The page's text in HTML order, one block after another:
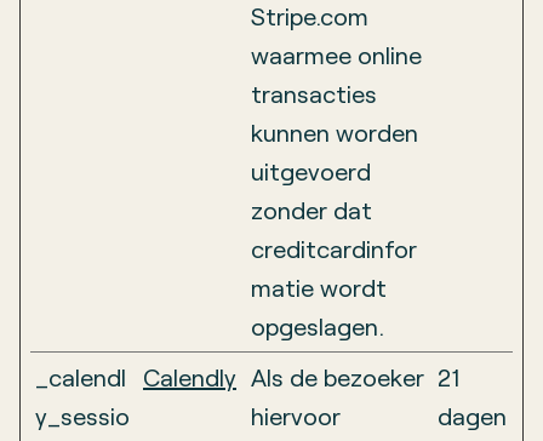
Stripe.com
waarmee online
transacties
kunnen worden
uitgevoerd
zonder dat
creditcardinfor
matie wordt
opgeslagen.
_calendl
y_sessio
Calendly Als de bezoeker
hiervoor
21
dagen